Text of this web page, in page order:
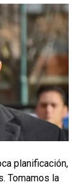
planificación,
Tomamos la